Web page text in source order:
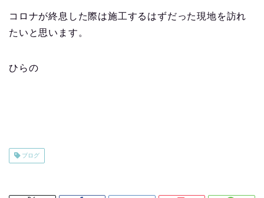
コロナが終息した際は施工するはずだった現地を訪れ
たいと思います。
ひらの
ブログ